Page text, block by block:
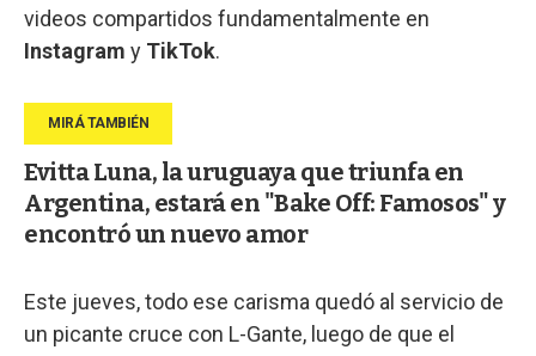
videos compartidos fundamentalmente en
Instagram y TikTok.
Evitta Luna, la uruguaya que triunfa en
Argentina, estará en "Bake Off: Famosos" y
encontró un nuevo amor
Este jueves, todo ese carisma quedó al servicio de
un picante cruce con L-Gante, luego de que el